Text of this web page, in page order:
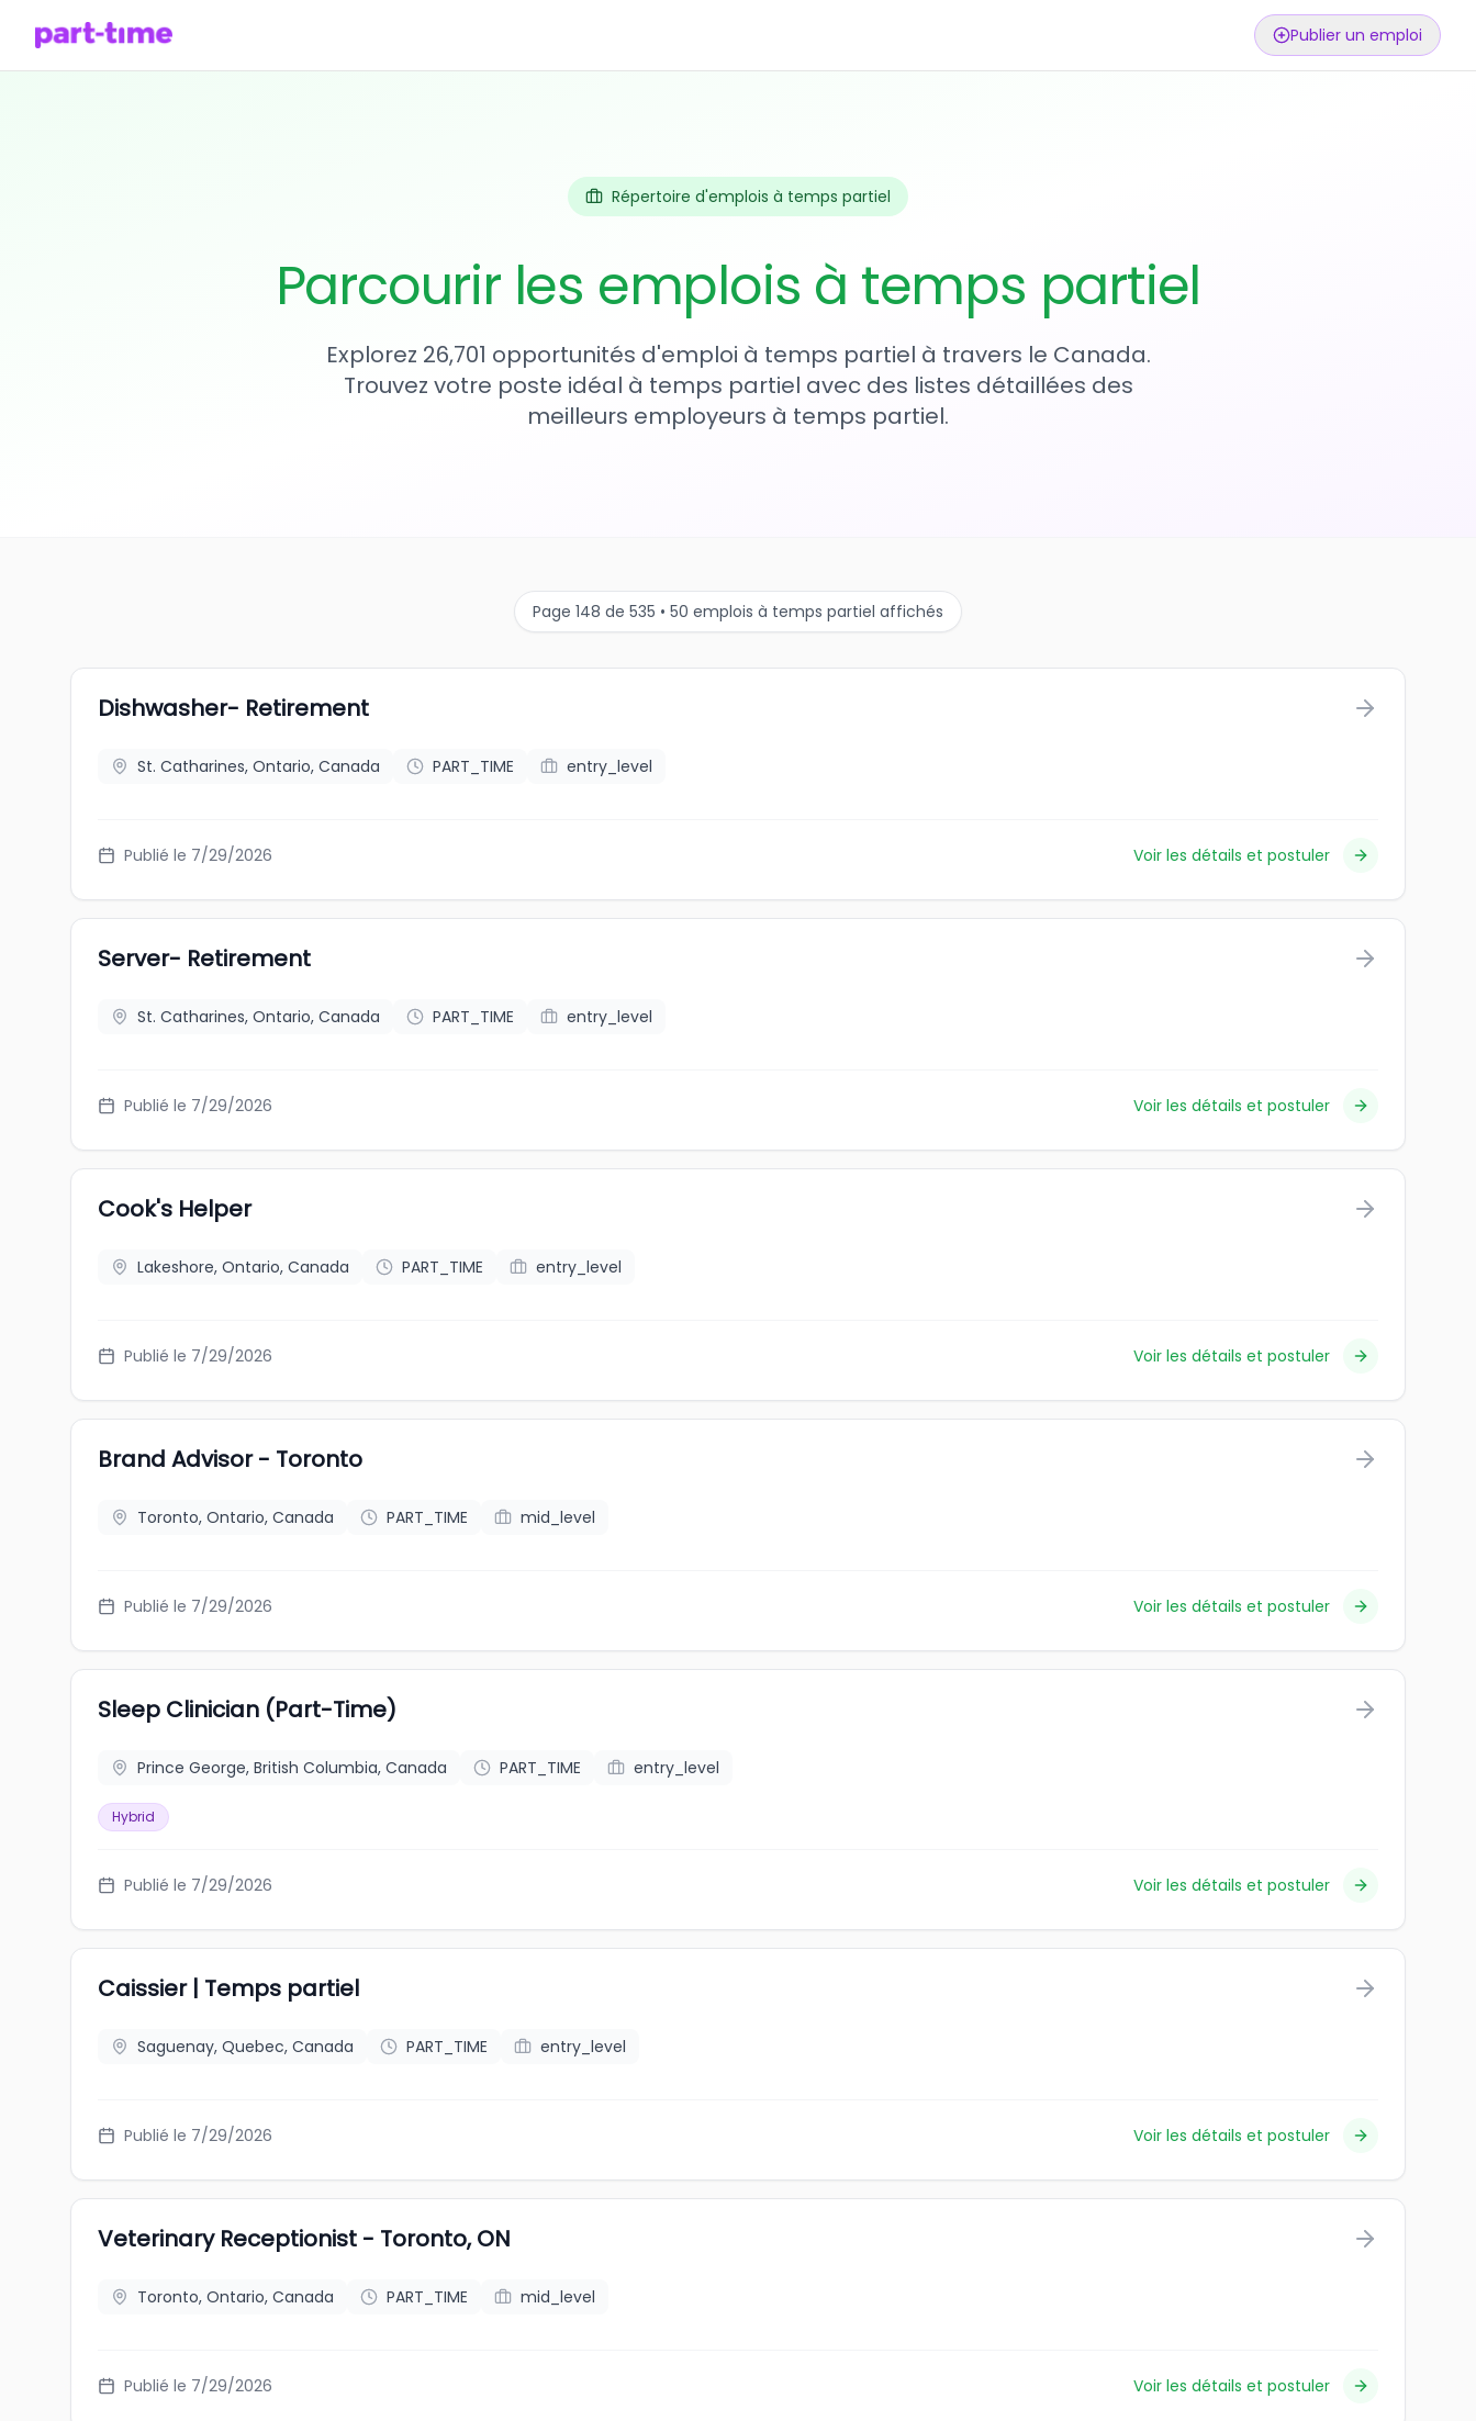
Publier un emploi
Répertoire d'emplois à temps partiel
Parcourir les emplois à temps partiel
Explorez 26,701 opportunités d'emploi à temps partiel à travers le Canada.
Trouvez votre poste idéal à temps partiel avec des listes détaillées des
meilleurs employeurs à temps partiel.
Page 148 de 535 • 50 emplois à temps partiel affichés
Dishwasher- Retirement
St. Catharines, Ontario, Canada PART_TIME entry_level
Publié le 7/29/2026 Voir les détails et postuler
Server- Retirement
St. Catharines, Ontario, Canada PART_TIME entry_level
Publié le 7/29/2026 Voir les détails et postuler
Cook's Helper
Lakeshore, Ontario, Canada PART_TIME entry_level
Publié le 7/29/2026 Voir les détails et postuler
Brand Advisor - Toronto
Toronto, Ontario, Canada PART_TIME mid_level
Publié le 7/29/2026 Voir les détails et postuler
Sleep Clinician (Part-Time)
Prince George, British Columbia, Canada PART_TIME entry_level
Hybrid
Publié le 7/29/2026 Voir les détails et postuler
Caissier | Temps partiel
Saguenay, Quebec, Canada PART_TIME entry_level
Publié le 7/29/2026 Voir les détails et postuler
Veterinary Receptionist - Toronto, ON
Toronto, Ontario, Canada PART_TIME mid_level
Publié le 7/29/2026 Voir les détails et postuler